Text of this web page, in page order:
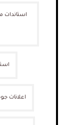
استاندات
اعلانات